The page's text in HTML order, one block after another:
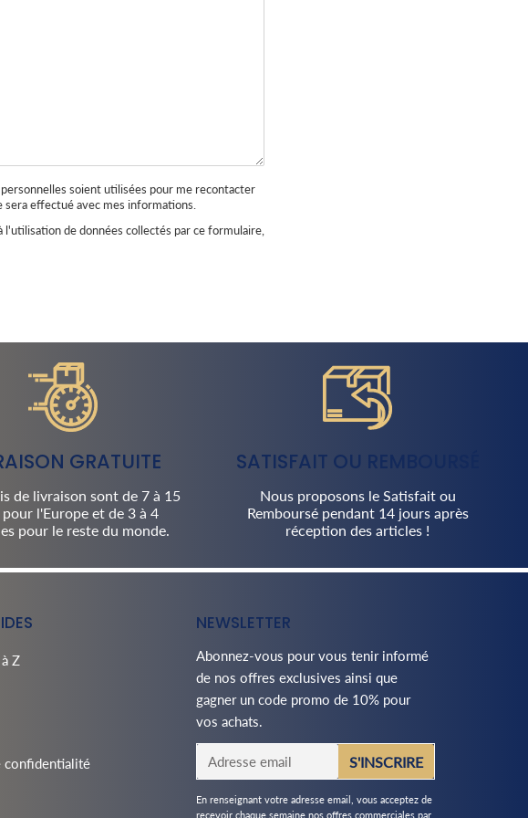
soient utilisées pour me recontacter
sera effectué avec mes informations.
de données collectés par ce formulaire,
GRATUITE
de livraison sont de 7 à 15
l'Europe et de 3 à 4
pour le reste du monde.
SATISFAIT OU REMBOURSÉ
Nous proposons le Satisfait ou
Remboursé pendant 14 jours après
réception des articles !
Z
confidentialité
NEWSLETTER
Abonnez-vous pour vous tenir informé
de nos offres exclusives ainsi que
gagner un code promo de 10% pour
vos achats.
mail
S'INSCRIRE
En renseignant votre adresse email, vous acceptez de
recevoir chaque semaine nos offres commerciales par